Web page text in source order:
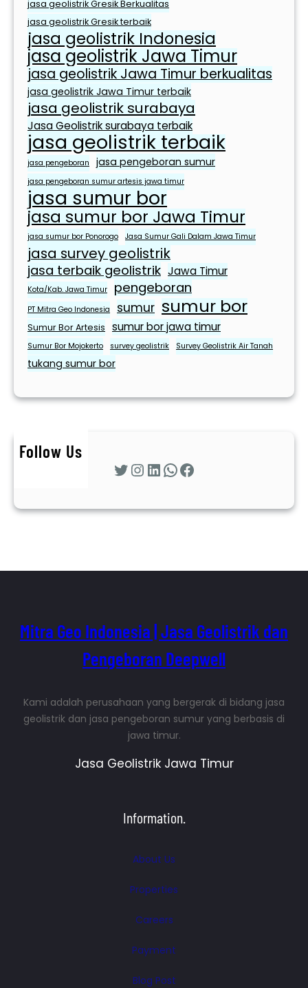
c
jasa geolistrik Gresik Berkualitas
jasa geolistrik Gresik terbaik
jasa geolistrik Indonesia
jasa geolistrik Jawa Timur
jasa geolistrik Jawa Timur berkualitas
jasa geolistrik Jawa Timur terbaik
jasa geolistrik surabaya
Jasa Geolistrik surabaya terbaik
jasa geolistrik terbaik
jasa pengeboran jasa pengeboran sumur
jasa pengeboran sumur artesis jawa timur
jasa sumur bor
jasa sumur bor Jawa Timur
jasa sumur bor Ponorogo Jasa Sumur Gali Dalam Jawa Timur
jasa survey geolistrik
jasa terbaik geolistrik Jawa Timur
Kota/Kab. Jawa Timur pengeboran
PT Mitra Geo Indonesia sumur sumur bor
Sumur Bor Artesis sumur bor jawa timur
Sumur Bor Mojokerto survey geolistrik Survey Geolistrik Air Tanah
tukang sumur bor
Follow Us
Twitter InstagramLinkedIn WhatsApp Facebook
Mitra Geo Indonesia | Jasa Geolistrik dan
Pengeboran Deepwell
Kami adalah perusahaan yang bergerak di bidang jasa
geolistrik dan jasa pengeboran sumur yang berbasis di
jawa timur.
Jasa Geolistrik Jawa Timur
Information.
About Us
Properties
Careers
Payment
Blog Post